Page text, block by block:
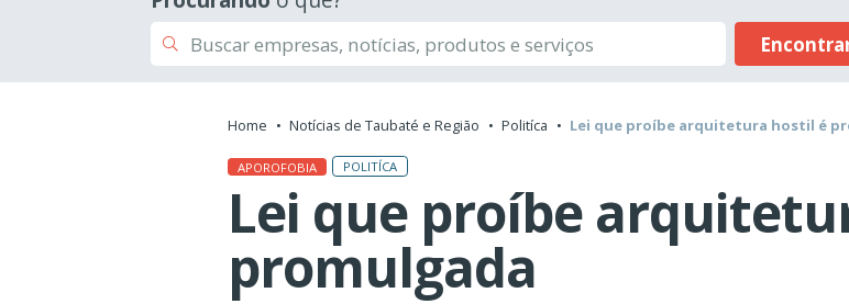
Home Notícias de Taubaté e Região Politíca Lei que proíbe arquitetura hostil é
APOROFOBIA POLITÍCA
Lei que proíbe
promulgada